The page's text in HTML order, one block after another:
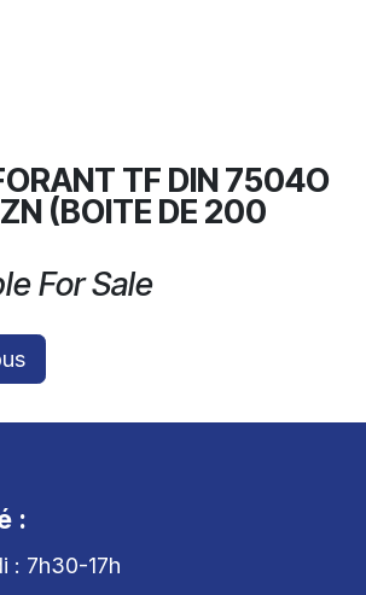
TF DIN 7504O
(BOITE DE 200
For Sale
:
: 7h30-17h